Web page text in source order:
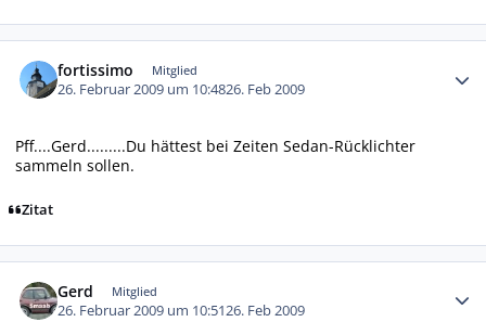
fortissimo Mitglied
26. Februar 2009 um 10:4826. Feb 2009
Pff....Gerd.........Du hättest bei Zeiten Sedan-Rücklichter
sammeln sollen.
Zitat
Gerd Mitglied
26. Februar 2009 um 10:5126. Feb 2009